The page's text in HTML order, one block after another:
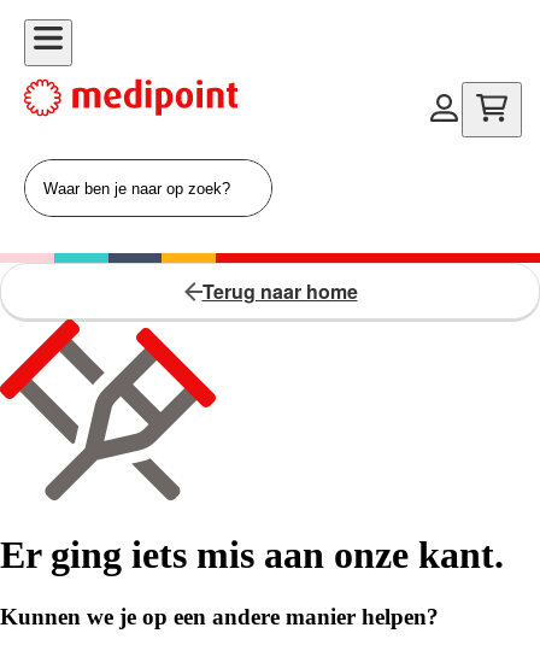
Terug naar home
Er ging iets mis aan onze kant.
Kunnen we je op een andere manier helpen?